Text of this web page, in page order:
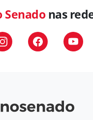
Senadonas